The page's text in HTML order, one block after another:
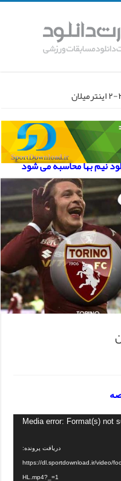
نیم بها محاسبه می شود
Media error: Format(s) not
دریافت پرونده:
https://dl.sportdownload.ir/video/
HL.mp4?_=1